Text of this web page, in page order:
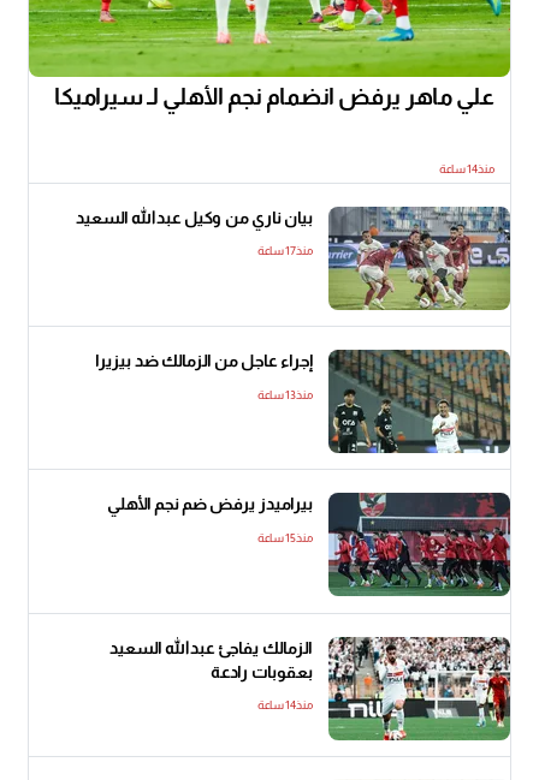
علي ماهر يرفض انضمام نجم الأهلي لـ سيراميكا
منذ14 ساعة
بيان ناري من وكيل عبدالله السعيد
منذ17 ساعة
إجراء عاجل من الزمالك ضد بيزيرا
منذ13 ساعة
بيراميدز يرفض ضم نجم الأهلي
منذ15 ساعة
الزمالك يفاجئ عبدالله السعيد
بعقوبات رادعة
منذ14 ساعة